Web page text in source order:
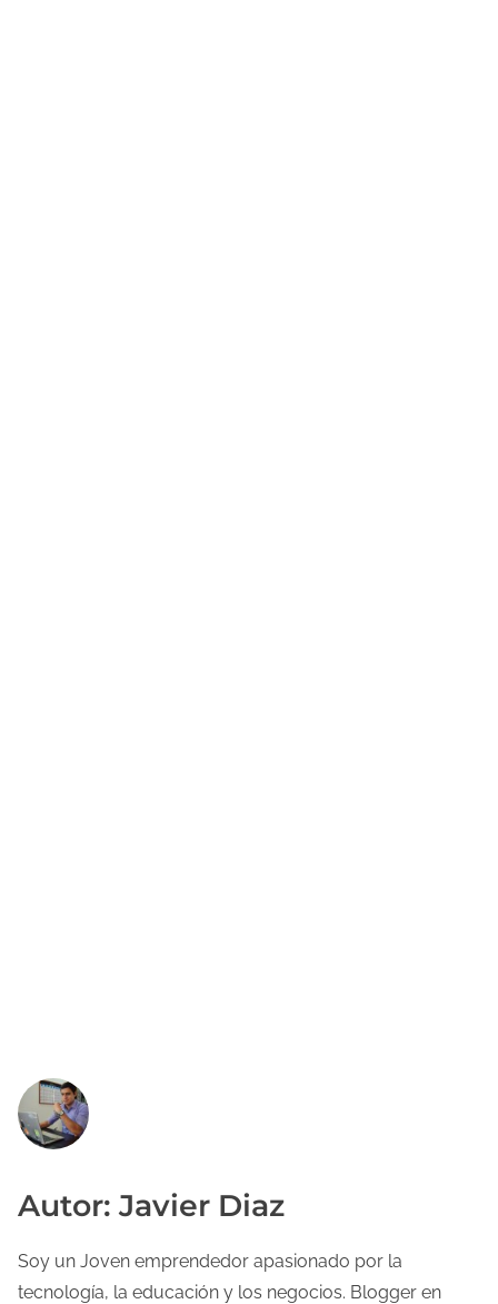
Autor: Javier Diaz
Soy un Joven emprendedor apasionado por la
tecnología, la educación y los negocios. Blogger en